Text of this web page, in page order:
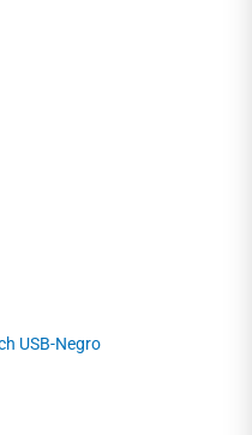
USB-Negro